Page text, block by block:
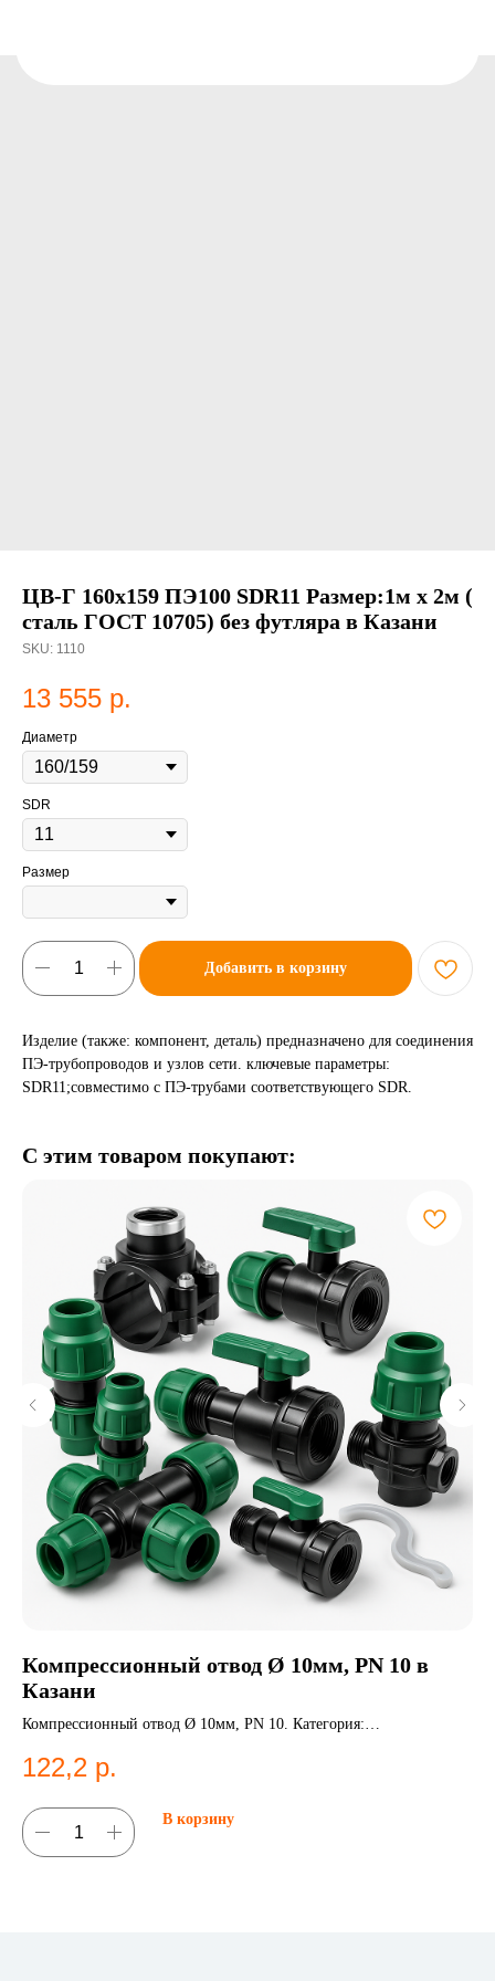
ЦВ-Г 160х159 ПЭ100 SDR11 Размер:1м х 2м (
сталь ГОСТ 10705) без футляра в Казани
SKU: 1110
13 555 р.
Диаметр
SDR
Размер
Добавить в корзину
Изделие (также: компонент, деталь) предназначено для соединения
ПЭ-трубопроводов и узлов сети. ключевые параметры:
SDR11;совместимо с ПЭ-трубами соответствующего SDR.
С этим товаром покупают:
Компрессионный отвод Ø 10мм, PN 10 в
Казани
Компрессионный отвод Ø 10мм, PN 10. Категория:
122,2 р.
В корзину